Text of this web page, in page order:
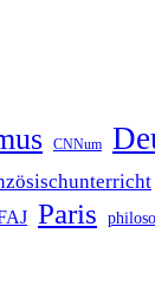
CNNum
Paris